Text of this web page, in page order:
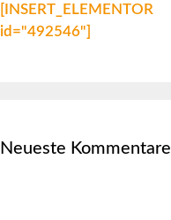
[INSERT_ELEMENTOR
id="492546"]
Neueste Kommentare